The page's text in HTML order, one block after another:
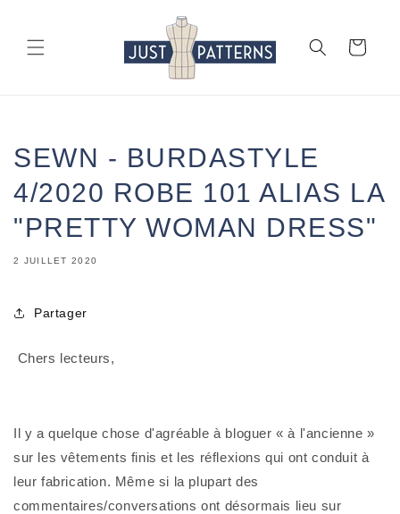
au
contenu
Panier
SEWN - BURDASTYLE
4/2020 ROBE 101 ALIAS LA
"PRETTY WOMAN DRESS"
2 JUILLET 2020
Partager
Chers lecteurs,
Il y a quelque chose d'agréable à bloguer « à l'ancienne »
sur les vêtements finis et les réflexions qui ont conduit à
leur fabrication. Même si la plupart des
commentaires/conversations ont désormais lieu sur